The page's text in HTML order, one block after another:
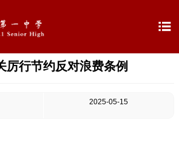

厉行节约反对浪费条例
2025-05-15